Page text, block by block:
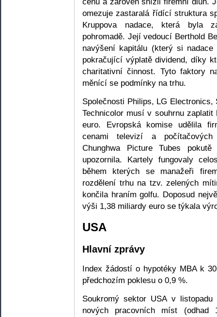
omezuje zastaralá řídící struktura
Kruppova nadace, která byla
pohromadě. Její vedoucí Berthold
navýšení kapitálu (který si
pokračující výplatě dividend, díky
charitativní činnost. Tyto faktory
měnící se podmínky na trhu.
Společnosti Philips, LG Electronics,
Technicolor musí v souhrnu
euro. Evropská komise udělila
cenami televizí a počítačových
Chunghwa Picture Tubes
upozornila. Kartely fungovaly
během kterých se manažeři
rozdělení trhu na tzv. zelených
končila hraním golfu. Doposud
výši 1,38 miliardy euro se týkala
USA
Hlavní zprávy
Index žádostí o hypotéky MBA k
předchozím poklesu o 0,9 %.
Soukromý sektor USA v
nových pracovních míst